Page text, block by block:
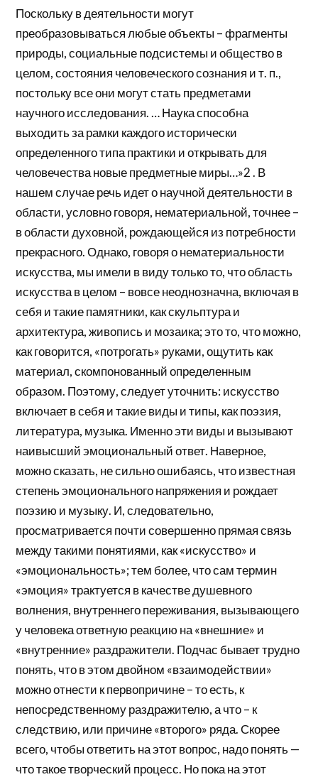
Поскольку в деятельности могут
преобразовываться любые объекты – фрагменты
природы, социальные подсистемы и общество в
целом, состояния человеческого сознания и т. п.,
постольку все они могут стать предметами
научного исследования. … Наука способна
выходить за рамки каждого исторически
определенного типа практики и открывать для
человечества новые предметные миры…»2 . В
нашем случае речь идет о научной деятельности в
области, условно говоря, нематериальной, точнее –
в области духовной, рождающейся из потребности
прекрасного. Однако, говоря о нематериальности
искусства, мы имели в виду только то, что область
искусства в целом – вовсе неоднозначна, включая в
себя и такие памятники, как скульптура и
архитектура, живопись и мозаика; это то, что можно,
как говорится, «потрогать» руками, ощутить как
материал, скомпонованный определенным
образом. Поэтому, следует уточнить: искусство
включает в себя и такие виды и типы, как поэзия,
литература, музыка. Именно эти виды и вызывают
наивысший эмоциональный ответ. Наверное,
можно сказать, не сильно ошибаясь, что известная
степень эмоционального напряжения и рождает
поэзию и музыку. И, следовательно,
просматривается почти совершенно прямая связь
между такими понятиями, как «искусство» и
«эмоциональность»; тем более, что сам термин
«эмоция» трактуется в качестве душевного
волнения, внутреннего переживания, вызывающего
у человека ответную реакцию на «внешние» и
«внутренние» раздражители. Подчас бывает трудно
понять, что в этом двойном «взаимодействии»
можно отнести к первопричине – то есть, к
непосредственному раздражителю, а что – к
следствию, или причине «второго» ряда. Скорее
всего, чтобы ответить на этот вопрос, надо понять —
что такое творческий процесс. Но пока на этот